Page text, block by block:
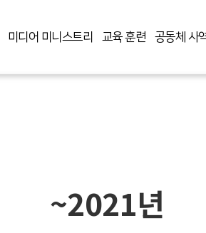
미디어 미니스트리 교육 훈련 공동체 사
~2021년